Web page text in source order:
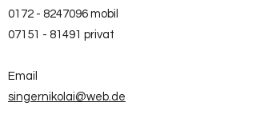
0172 - 8247096 mobil
07151 - 81491 privat
Email
singernikolai@web.de